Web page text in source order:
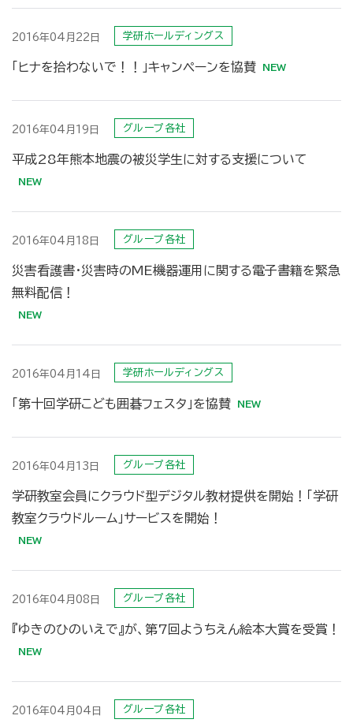
2016年04月22日 学研ホールディングス
「ヒナを拾わないで！！」キャンペーンを協賛
2016年04月19日 グループ各社
平成28年熊本地震の被災学生に対する支援について
2016年04月18日 グループ各社
災害看護書・災害時のME機器運用に関する電子書籍を緊急
無料配信！
2016年04月14日 学研ホールディングス
「第十回学研こども囲碁フェスタ」を協賛
2016年04月13日 グループ各社
学研教室会員にクラウド型デジタル教材提供を開始！「学研
教室クラウドルーム」サービスを開始！
2016年04月08日 グループ各社
『ゆきのひのいえで』が、第7回ようちえん絵本大賞を受賞！
2016年04月04日 グループ各社